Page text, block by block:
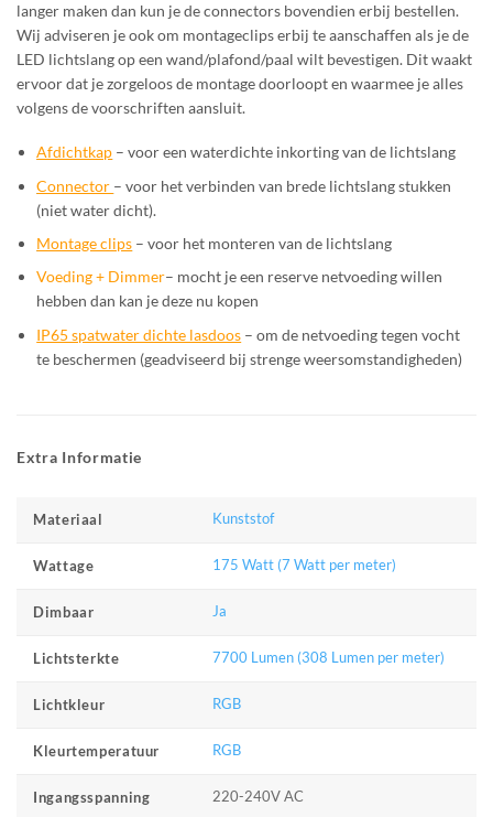
langer maken dan kun je de connectors bovendien erbij bestellen.
Wij adviseren je ook om montageclips erbij te aanschaffen als je de
LED lichtslang op een wand/plafond/paal wilt bevestigen. Dit waakt
ervoor dat je zorgeloos de montage doorloopt en waarmee je alles
volgens de voorschriften aansluit.
Afdichtkap – voor een waterdichte inkorting van de lichtslang
Connector – voor het verbinden van brede lichtslang stukken
(niet water dicht).
Montage clips – voor het monteren van de lichtslang
Voeding + Dimmer– mocht je een reserve netvoeding willen
hebben dan kan je deze nu kopen
IP65 spatwater dichte lasdoos – om de netvoeding tegen vocht
te beschermen (geadviseerd bij strenge weersomstandigheden)
Extra Informatie
Materiaal Kunststof
Wattage 175 Watt (7 Watt per meter)
Dimbaar Ja
Lichtsterkte 7700 Lumen (308 Lumen per meter)
Lichtkleur RGB
Kleurtemperatuur RGB
Ingangsspanning 220-240V AC